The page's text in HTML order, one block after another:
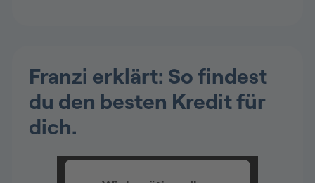
Franzi erklärt: So findest
du den besten Kredit für
dich.